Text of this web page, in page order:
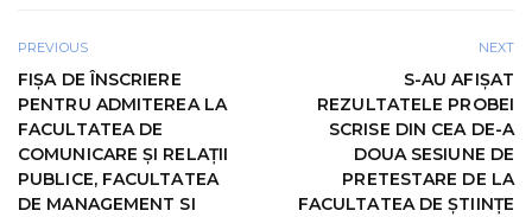
PREVIOUS
FIŞA DE ÎNSCRIERE
PENTRU ADMITEREA LA
FACULTATEA DE
COMUNICARE ŞI RELAŢII
PUBLICE, FACULTATEA
DE MANAGEMENT SI
NEXT
S-AU AFIŞAT
REZULTATELE PROBEI
SCRISE DIN CEA DE-A
DOUA SESIUNE DE
PRETESTARE DE LA
FACULTATEA DE ŞTIINŢE